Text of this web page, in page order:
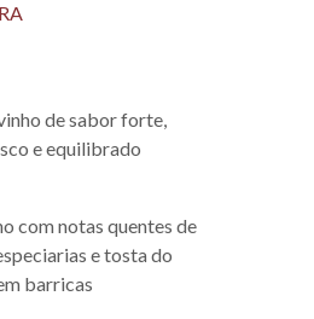
de sabor forte,
e equilibrado
com notas quentes de
e tosta do
barricas